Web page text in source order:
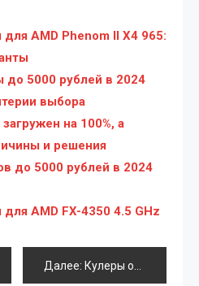
AMD Phenom II X4 965:
5000 рублей в 2024
выбора
на 100%, а
и решения
до 5000 рублей в 2024
AMD FX-4350 4.5 GHz
очистить планшет на Android:
Далее: Кулеры охлаждения для процессоров: Обзор типов, особенностей и выбора